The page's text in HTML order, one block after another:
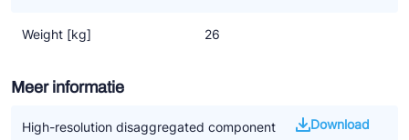
Compressor in de N-uitvoering maar dan geoptimaliseerd voor
Weight [kg] 26
Meer informatie
High-resolution disaggregated component
Download